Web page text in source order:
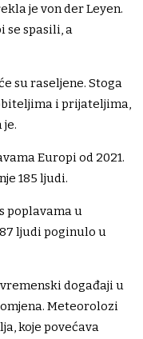
je von der Leyen.
se spasili, a
su raseljene. Stoga
i prijateljima,
Europi od 2021.
185 ljudi.
poplavama u
87 ljudi poginulo u
događaji u
Meteorolozi
koje povećava